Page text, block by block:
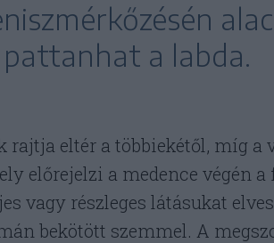
a labda.
rajtja eltér a többiekétől, míg a
előrejelzi a medence végén a
vagy részleges látásukat
bekötött szemmel. A